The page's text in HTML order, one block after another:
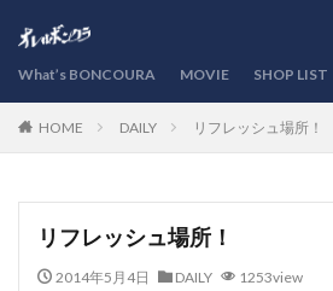
What’s BONCOURA MOVIE SHOP LIST
HOME DAILY リフレッシュ場所！
リフレッシュ場所！
2014年5月4日 DAILY 1253view
カテゴリー
検索